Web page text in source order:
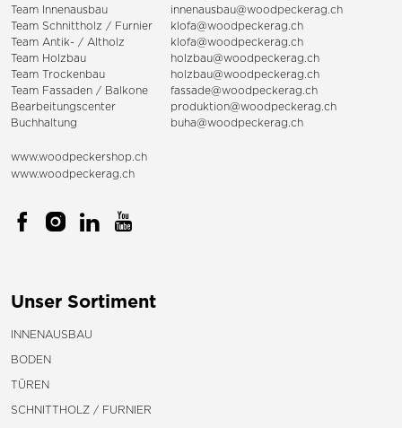
Team Innenausbau
innenausbau@woodpeckerag.ch
Team Schnittholz / Furnier
klofa@woodpeckerag.ch
Team Antik- / Altholz
klofa@woodpeckerag.ch
Team Holzbau
holzbau@woodpeckerag.ch
Team Trockenbau
holzbau@woodpeckerag.ch
Team Fassaden / Balkone
fassade@woodpeckerag.ch
Bearbeitungscenter
produktion@woodpeckerag.ch
Buchhaltung
buha@woodpeckerag.ch
www.woodpeckershop.ch
www.woodpeckerag.ch
Unser Sortiment
INNENAUSBAU
BODEN
TÜREN
SCHNITTHOLZ / FURNIER